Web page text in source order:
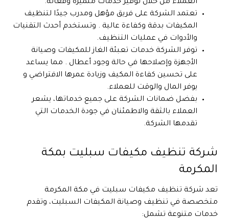
العملاء من خلال توفير خدمات متميزة وفعالة.
تعتمد الشركة على فريق مؤهل ومدرب جيدًا لتنظيف
المكيفات بدقة وكفاءة عالية . وتستخدم أحدث التقنيات
والأدوات في عمليات التنظيف.
توفر الشركة خدمات تعبئة الغاز للمكيفات وصيانة
الأجهزة وإصلاحها في حالة وجود أعطال . مما يساعد
على تحسين كفاءة المكيف وزيادة عمرها الافتراضي و
يوفر المال والوقت للعملاء.
بفضل ضمانات الشركة على جميع خدماتها، يشعر
العملاء بالثقة والاطمئنان في جودة الخدمات التي
تقدمها الشركة.
شركة تنظيف مكيفات سبليت بمكة
المكرمة
تعد شركة تنظيف مكيفات سبليت في مكة المكرمة
متخصصة في تنظيف وصيانة المكيفات السبليت، وتقدم
خدمات متنوعة تشمل: